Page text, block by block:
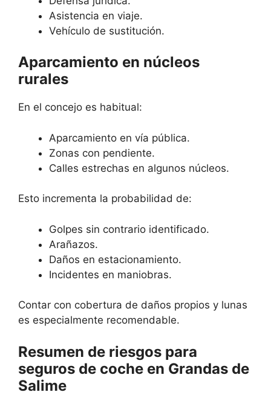
Asistencia en viaje.
Vehículo de sustitución.
Aparcamiento en núcleos
rurales
En el concejo es habitual:
Aparcamiento en vía pública.
Zonas con pendiente.
Calles estrechas en algunos núcleos.
Esto incrementa la probabilidad de:
Golpes sin contrario identificado.
Arañazos.
Daños en estacionamiento.
Incidentes en maniobras.
Contar con cobertura de daños propios y lunas
es especialmente recomendable.
Resumen de riesgos para
seguros de coche en Grandas de
Salime